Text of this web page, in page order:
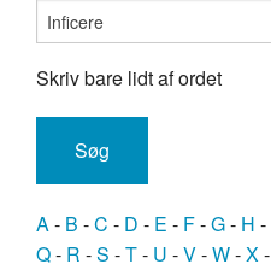
Skriv bare lidt af ordet
A- B -C - D - E - F-G- H -
Q- R -S -T- U -V-W-X-